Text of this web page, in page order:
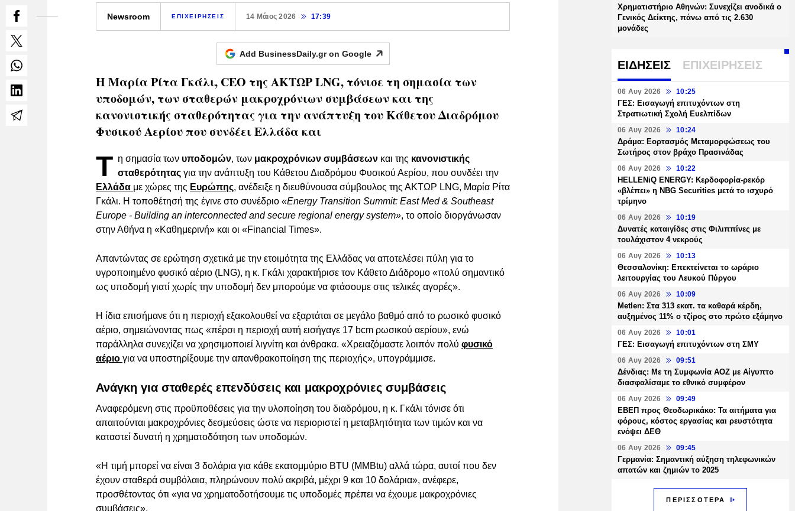
Newsroom ΕΠΙΧΕΙΡΗΣΕΙΣ 14 Μάιος 2026 17:39
Add BusinessDaily.gr on Google
Η Μαρία Ρίτα Γκάλι, CEO της ΑΚΤΩΡ LNG, τόνισε τη σημασία των
υποδομών, των σταθερών μακροχρόνιων συμβάσεων και της
κανονιστικής σταθερότητας για την ανάπτυξη του Κάθετου Διαδρόμου
Φυσικού Αερίου που συνδέει Ελλάδα και
Τ η σημασία των υποδομών, των μακροχρόνιων συμβάσεων και της κανονιστικής
σταθερότητας για την ανάπτυξη του Κάθετου Διαδρόμου Φυσικού Αερίου, που συνδέει την
Ελλάδα με χώρες της Ευρώπης, ανέδειξε η διευθύνουσα σύμβουλος της ΑΚΤΩΡ LNG, Μαρία Ρίτα
Γκάλι. Η τοποθέτησή της έγινε στο συνέδριο «Energy Transition Summit: East Med & Southeast
Europe - Building an interconnected and secure regional energy system», το οποίο διοργάνωσαν
στην Αθήνα η «Καθημερινή» και οι «Financial Times».
Απαντώντας σε ερώτηση σχετικά με την ετοιμότητα της Ελλάδας να αποτελέσει πύλη για το
υγροποιημένο φυσικό αέριο (LNG), η κ. Γκάλι χαρακτήρισε τον Κάθετο Διάδρομο «πολύ σημαντικό
ως υποδομή γιατί χωρίς την υποδομή δεν μπορούμε να φτάσουμε στις τελικές αγορές».
Η ίδια επισήμανε ότι η περιοχή εξακολουθεί να εξαρτάται σε μεγάλο βαθμό από το ρωσικό φυσικό
αέριο, σημειώνοντας πως «πέρσι η περιοχή αυτή εισήγαγε 17 bcm ρωσικού αερίου», ενώ
παράλληλα συνεχίζει να χρησιμοποιεί λιγνίτη και άνθρακα. «Χρειαζόμαστε λοιπόν πολύ φυσικό
αέριο για να υποστηρίξουμε την απανθρακοποίηση της περιοχής», υπογράμμισε.
Ανάγκη για σταθερές επενδύσεις και μακροχρόνιες συμβάσεις
Αναφερόμενη στις προϋποθέσεις για την υλοποίηση του διαδρόμου, η κ. Γκάλι τόνισε ότι
απαιτούνται μακροχρόνιες δεσμεύσεις ώστε να περιοριστεί η μεταβλητότητα των τιμών και να
καταστεί δυνατή η χρηματοδότηση των υποδομών.
«Η τιμή μπορεί να είναι 3 δολάρια για κάθε εκατομμύριο BTU (MMBtu) αλλά τώρα, αυτοί που δεν
έχουν σταθερά συμβόλαια, πληρώνουν πολύ ακριβά, μέχρι 9 και 10 δολάρια», ανέφερε,
προσθέτοντας ότι «για να χρηματοδοτήσουμε τις υποδομές πρέπει να έχουμε μακροχρόνιες
συμβάσεις».
Χρηματιστήριο Αθηνών: Συνεχίζει ανοδικά ο
Γενικός Δείκτης, πάνω από τις 2.630
μονάδες
ΕΙΔΗΣΕΙΣ ΕΠΙΧΕΙΡΗΣΕΙΣ
06 Αυγ 2026 10:25
ΓΕΣ: Εισαγωγή επιτυχόντων στη
Στρατιωτική Σχολή Ευελπίδων
06 Αυγ 2026 10:24
Δράμα: Εορτασμός Μεταμορφώσεως του
Σωτήρος στον βράχο Πρασινάδας
06 Αυγ 2026 10:22
HELLENiQ ENERGY: Κερδοφορία-ρεκόρ
«βλέπει» η NBG Securities μετά το ισχυρό
τρίμηνο
06 Αυγ 2026 10:19
Δυνατές καταιγίδες στις Φιλιππίνες με
τουλάχιστον 4 νεκρούς
06 Αυγ 2026 10:13
Θεσσαλονίκη: Επεκτείνεται το ωράριο
λειτουργίας του Λευκού Πύργου
06 Αυγ 2026 10:09
Metlen: Στα 313 εκατ. τα καθαρά κέρδη,
αυξημένος 11% ο τζίρος στο πρώτο εξάμηνο
06 Αυγ 2026 10:01
ΓΕΣ: Εισαγωγή επιτυχόντων στη ΣΜΥ
06 Αυγ 2026 09:51
Δένδιας: Με τη Συμφωνία ΑΟΖ με Αίγυπτο
διασφαλίσαμε το εθνικό συμφέρον
06 Αυγ 2026 09:49
ΕΒΕΠ προς Θεοδωρικάκο: Τα αιτήματα για
φόρους, κόστος εργασίας και ρευστότητα
ενόψει ΔΕΘ
06 Αυγ 2026 09:45
Γερμανία: Σημαντική αύξηση τηλεφωνικών
απατών και ζημιών το 2025
ΠΕΡΙΣΣΟΤΕΡΑ